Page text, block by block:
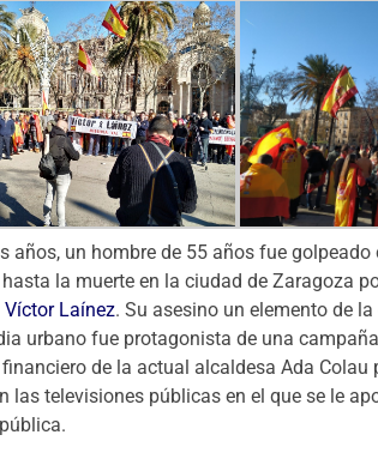
años, un hombre de 55 años fue
la muerte en la ciudad de Zaragoza
Víctor Laínez. Su asesino un elemento de
urbano fue protagonista de una
de la actual alcaldesa Ada
las televisiones públicas en el que se le